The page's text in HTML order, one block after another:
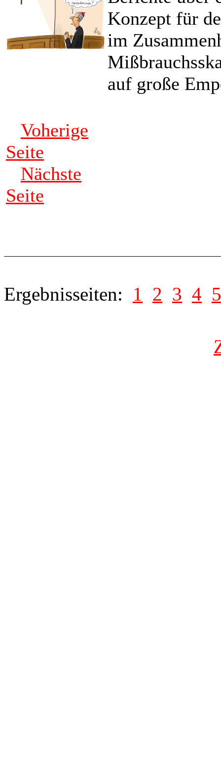
Konzept für
im
auf große
Voherige
Seite
Nächste
Seite
Ergebnisseiten: 1 2 3 4 5